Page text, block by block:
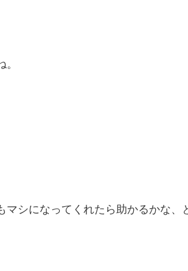
シになってくれたら助かるかな、